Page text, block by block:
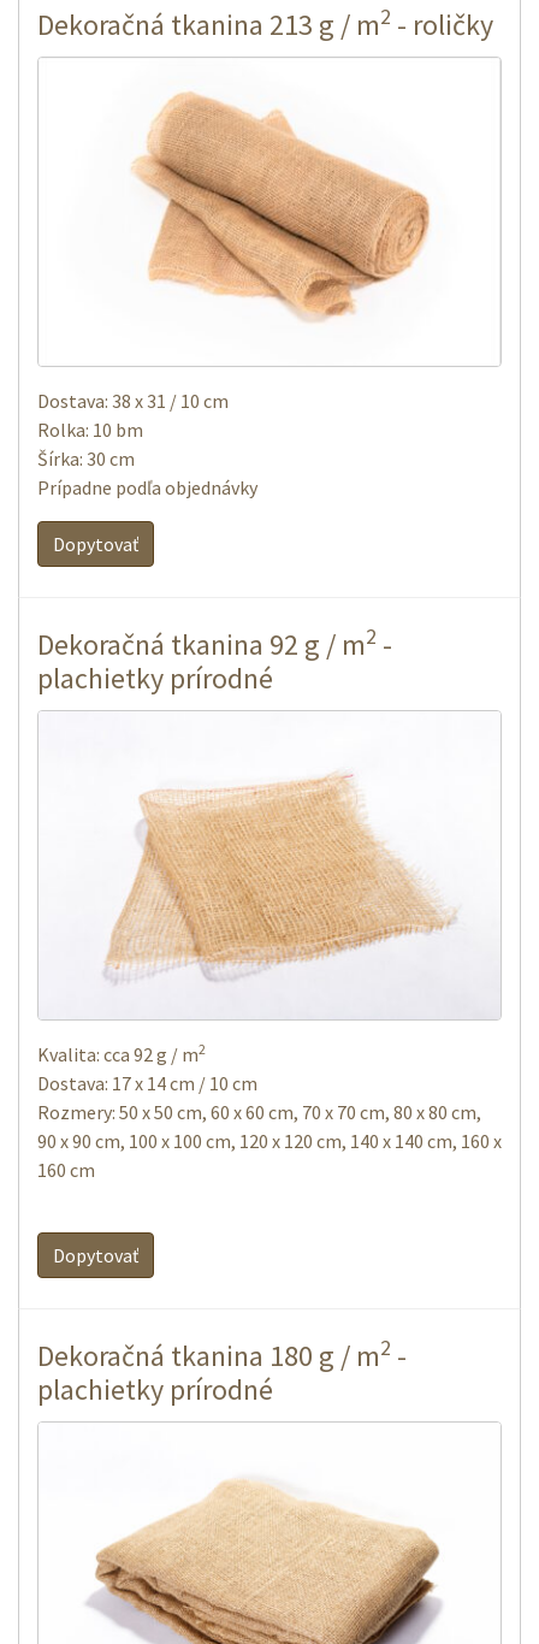
Dekoračná tkanina 213 g / m2 - roličky
Dostava: 38 x 31 / 10 cm
Rolka: 10 bm
Šírka: 30 cm
Prípadne podľa objednávky
Dopytovať
Dekoračná tkanina 92 g / m2 -
plachietky prírodné
Kvalita: cca 92 g / m2
Dostava: 17 x 14 cm / 10 cm
Rozmery: 50 x 50 cm, 60 x 60 cm, 70 x 70 cm, 80 x 80 cm,
90 x 90 cm, 100 x 100 cm, 120 x 120 cm, 140 x 140 cm, 160 x
160 cm
Dopytovať
Dekoračná tkanina 180 g / m2 -
plachietky prírodné